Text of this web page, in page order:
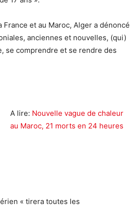
France et au Maroc, Alger a dénoncé
anciennes et nouvelles, (qui)
se comprendre et se rendre des
A lire: Nouvelle vague de chaleur
au Maroc, 21 morts en 24 heures
« tirera toutes les